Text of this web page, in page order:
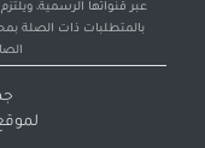
عبر قنواتها الرسمية،
بالمتطلبات ذات الصلة